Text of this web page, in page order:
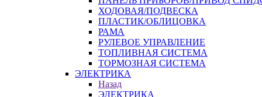
ХОДОВАЯ/ПОДВЕСКА
ПЛАСТИК/ОБЛИЦОВКА
РАМА
РУЛЕВОЕ УПРАВЛЕНИЕ
ТОПЛИВНАЯ СИСТЕМА
ТОРМОЗНАЯ СИСТЕМА
ЭЛЕКТРИКА
Назад
ЭЛЕКТРИКА